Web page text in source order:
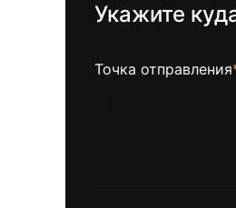
Укажите
Точка отправления